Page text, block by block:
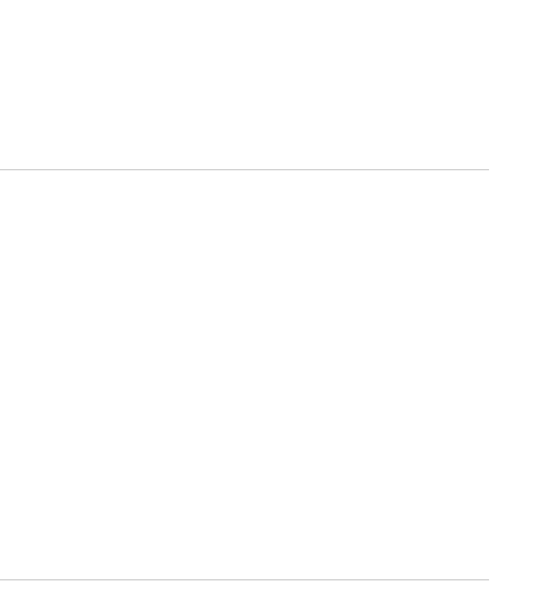
Haar, strahlendes Aussehen und besondere
Gespür für Stil. Mit hochwertigen Produkten und viel
nehmen wir uns Zeit für deine Wünsche,
und außen strahlt. Termin-Änderungen &
sind nur bis 24 Stunden vor deinem